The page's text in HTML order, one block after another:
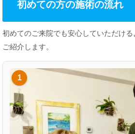
初めての方の施術の流れ
初めてのご来院でも安心していただけ
ご紹介します。
1